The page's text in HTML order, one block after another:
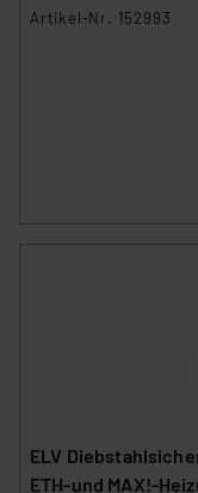
Artikel-Nr. 152993
ELV
ETH-und MAX!-